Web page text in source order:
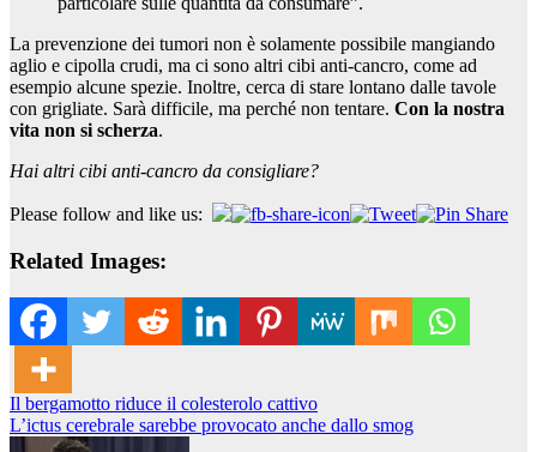
La prevenzione dei tumori non è solamente possibile mangiando
aglio e cipolla crudi, ma ci sono altri cibi anti-cancro, come ad
esempio alcune spezie. Inoltre, cerca di stare lontano dalle tavole
con grigliate. Sarà difficile, ma perché non tentare. Con la nostra
vita non si scherza.
Hai altri cibi anti-cancro da consigliare?
Please follow and like us:
Related Images:
Navigazione
articoli
Il bergamotto riduce il colesterolo cattivo
L’ictus cerebrale sarebbe provocato anche dallo smog